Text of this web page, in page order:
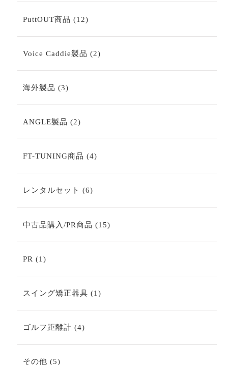
の
PuttOUT商品 1212
の
商
品
Voice Caddie製品 22
の
海外製品 33
の
商
品
ANGLE製品 22
の
商
品
FT-TUNING商品 44
の
レンタルセット 66
の
商
品
中古品購入/PR商品 1515
の
PR 11
の
商
品
スイング矯正器具 11
の
ゴルフ距離計 44
の
その他 55